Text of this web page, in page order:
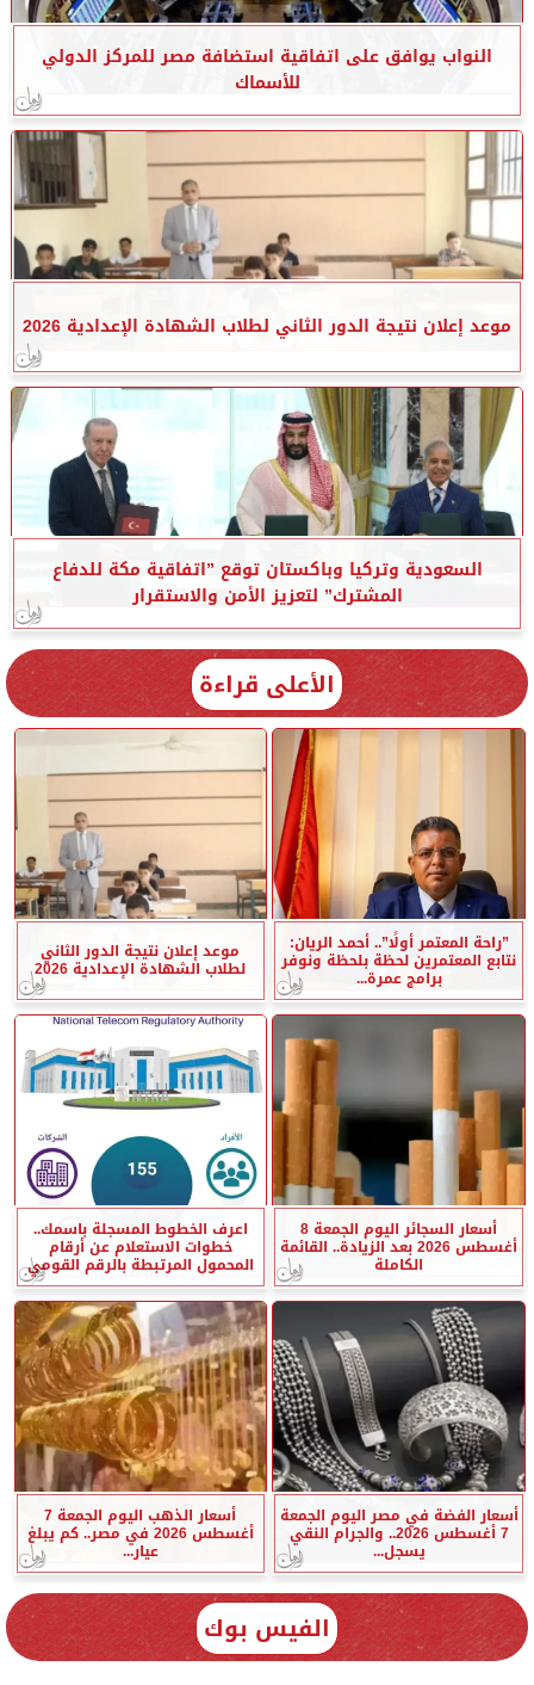
النواب يوافق على اتفاقية استضافة مصر للمركز الدولي
للأسماك
موعد إعلان نتيجة الدور الثاني لطلاب الشهادة الإعدادية 2026
السعودية وتركيا وباكستان توقع ”اتفاقية مكة للدفاع
المشترك” لتعزيز الأمن والاستقرار
الأعلى قراءة
”راحة المعتمر أولًا”.. أحمد الريان:
نتابع المعتمرين لحظة بلحظة ونوفر
برامج عمرة...
موعد إعلان نتيجة الدور الثاني
لطلاب الشهادة الإعدادية 2026
أسعار السجائر اليوم الجمعة 8
أغسطس 2026 بعد الزيادة.. القائمة
الكاملة
اعرف الخطوط المسجلة باسمك..
خطوات الاستعلام عن أرقام
المحمول المرتبطة بالرقم القومي
أسعار الفضة في مصر اليوم الجمعة
7 أغسطس 2026.. والجرام النقي
يسجل...
أسعار الذهب اليوم الجمعة 7
أغسطس 2026 في مصر.. كم يبلغ
عيار...
الفيس بوك